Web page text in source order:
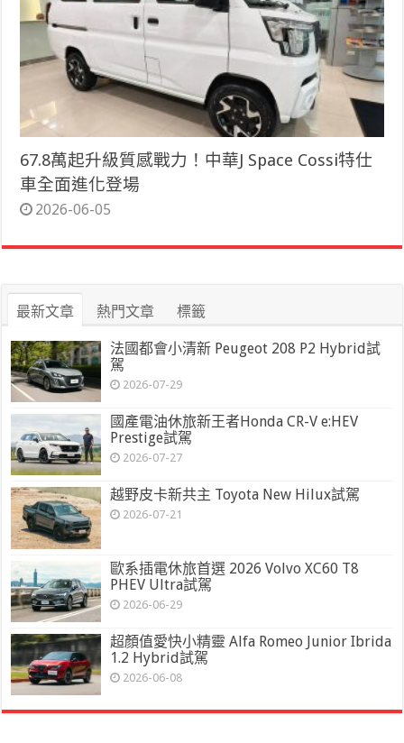
67.8萬起升級質感戰力！中華J Space Cossi特仕
車全面進化登場
2026-06-05
最新文章 熱門文章 標籤
法國都會小清新 Peugeot 208 P2 Hybrid試
駕
2026-07-29
國產電油休旅新王者Honda CR-V e:HEV
Prestige試駕
2026-07-27
越野皮卡新共主 Toyota New Hilux試駕
2026-07-21
歐系插電休旅首選 2026 Volvo XC60 T8
PHEV Ultra試駕
2026-06-29
超顏值愛快小精靈 Alfa Romeo Junior Ibrida
1.2 Hybrid試駕
2026-06-08